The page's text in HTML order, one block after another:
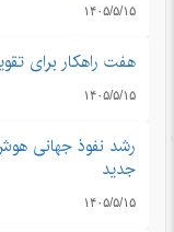
۱۴۰۵/۵/۱۵
هفت راهکار برای
۱۴۰۵/۵/۱۵
رشد نفوذ جهانی
جدید
۱۴۰۵/۵/۱۵